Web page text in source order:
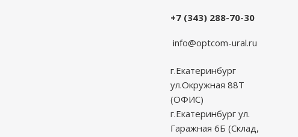
+7 (343) 288-70-30
info@optcom-ural.ru
г.Екатеринбург
ул.Окружная 88Т
(ОФИС)
г.Екатеринбург ул.
Гаражная 6Б (Склад,